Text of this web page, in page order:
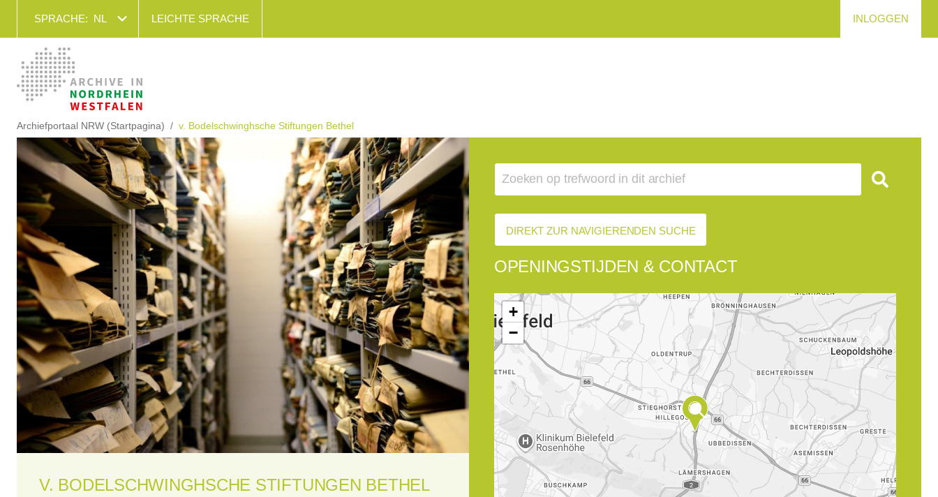
SPRACHE: NL LEICHTE SPRACHE INLOGGEN
Archiefportaal NRW (Startpagina) v. Bodelschwinghsche Stiftungen Bethel
V. BODELSCHWINGHSCHE STIFTUNGEN BETHEL
DIREKT ZUR NAVIGIERENDEN SUCHE
OPENINGSTIJDEN & CONTACT
+
−